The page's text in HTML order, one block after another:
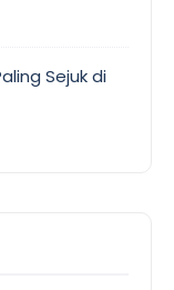
Sejuk di